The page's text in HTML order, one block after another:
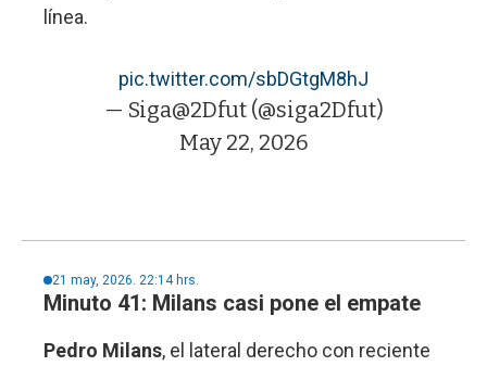
línea.
pic.twitter.com/sbDGtgM8hJ
— Siga@2Dfut (@siga2Dfut)
May 22, 2026
21 may, 2026. 22:14 hrs.
Minuto 41: Milans casi pone el empate
Pedro Milans, el lateral derecho con reciente